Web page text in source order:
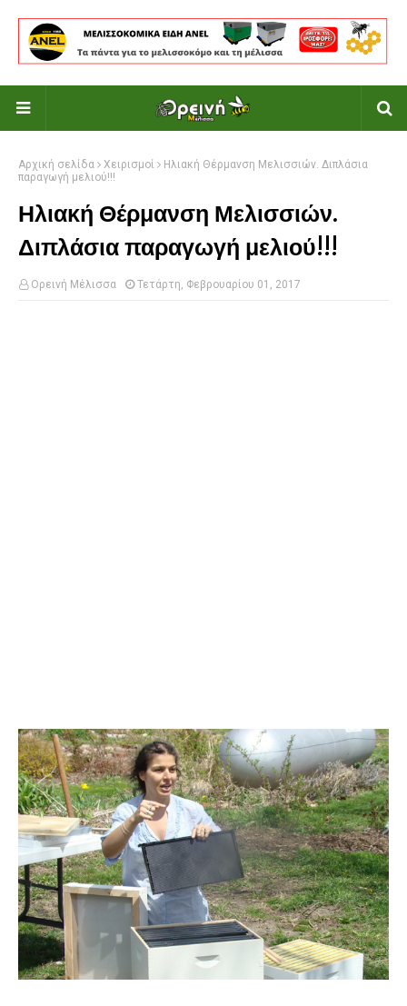
Αρχική σελίδα Χειρισμοί
Ηλιακή Θέρμανση Μελισσιών. Διπλάσια
παραγωγή μελιού!!!
Ηλιακή Θέρμανση Μελισσιών.
Διπλάσια παραγωγή μελιού!!!
Ορεινή Μέλισσα Τετάρτη, Φεβρουαρίου 01, 2017